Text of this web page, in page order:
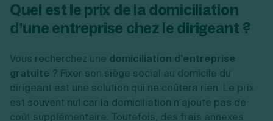
Quel est le prix de la domiciliation
d’une entreprise chez le dirigeant ?
Vous recherchez une domiciliation d’entreprise
gratuite ? Fixer son siège social au domicile du
dirigeant est une solution qui ne coûtera rien. Le prix
est souvent nul car la domiciliation n’ajoute pas de
coût supplémentaire. Toutefois, des frais annexes